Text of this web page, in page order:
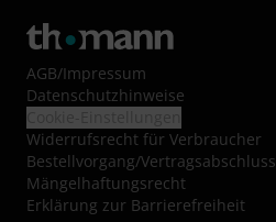
AGB/Impressum
Datenschutzhinweise
Widerrufsrecht für Verbraucher
Bestellvorgang/Vertragsabschluss
Mängelhaftungsrecht
Erklärung zur Barrierefreiheit